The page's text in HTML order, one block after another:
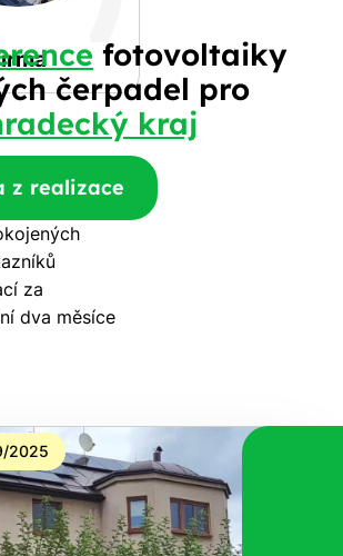
fotovoltaiky
čerpadel pro
kraj
z realizace
za
dva měsíce
2025